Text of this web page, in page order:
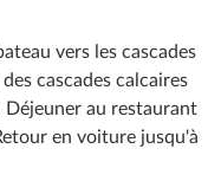
vers les cascades
cascades calcaires
Déjeuner au restaurant
en voiture jusqu'à